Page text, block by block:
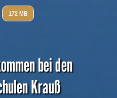
172 MB
bei den
Krauß